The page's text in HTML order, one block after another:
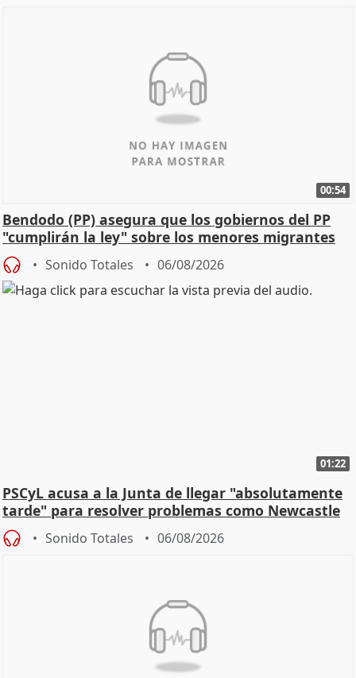
00:54
Bendodo (PP) asegura que los gobiernos del PP
"cumplirán la ley" sobre los menores migrantes
Sonido Totales 06/08/2026
01:22
PSCyL acusa a la Junta de llegar "absolutamente
tarde" para resolver problemas como Newcastle
Sonido Totales 06/08/2026